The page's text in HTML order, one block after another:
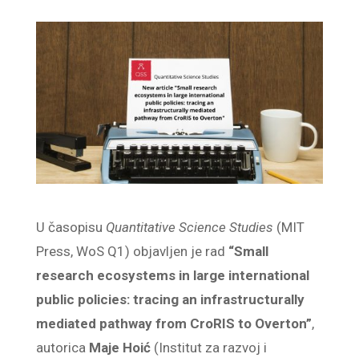
U časopisu Quantitative Science Studies (MIT
Press, WoS Q1) objavljen je rad “Small
research ecosystems in large international
public policies: tracing an infrastructurally
mediated pathway from CroRIS to Overton”,
autorica Maje Hoić(Institut za razvoj i